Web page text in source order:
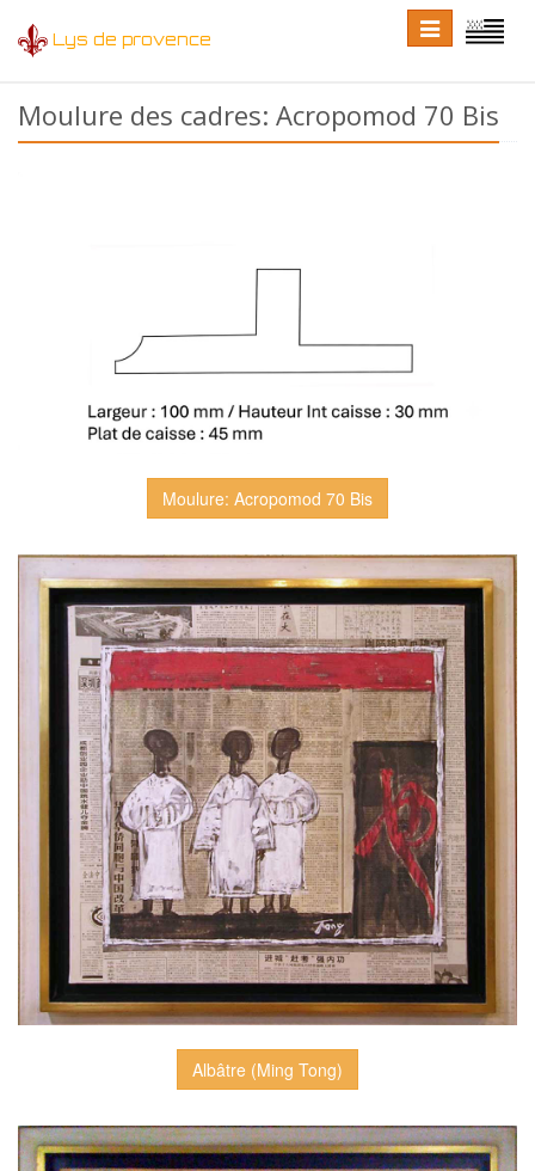
Lys de provence
Toggle
language
Toggle
navigation
Moulure des cadres: Acropomod 70 Bis
Moulure: Acropomod 70 Bis
Albâtre (Ming Tong)